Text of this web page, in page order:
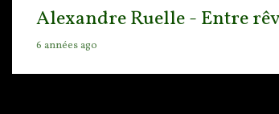
Alexandre Ruelle - Entre
6 années ago